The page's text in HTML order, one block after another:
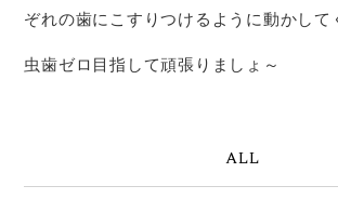
ぞれの歯にこすりつけるように動かして
虫歯ゼロ目指して頑張りましょ～
ALL